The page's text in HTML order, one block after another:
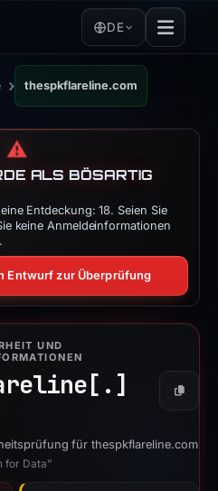
DE
› thespkflareline.com
⚠️
ALS BÖSARTIG
Entdeckung: 18. Seien Sie
keine Anmeldeinformationen
Entwurf zur Überprüfung
UND
für thespkflareline.com
for Data”